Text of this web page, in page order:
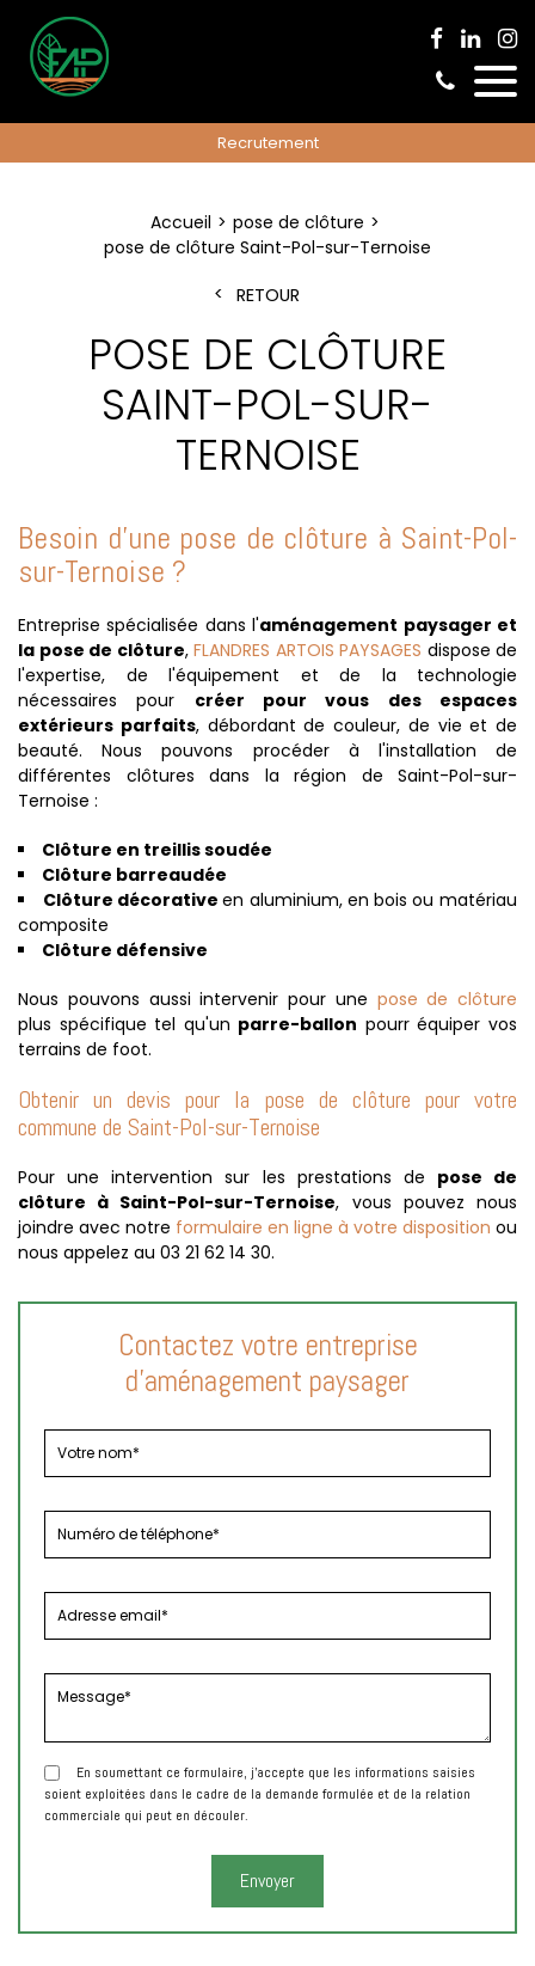
Recrutement
Accueil
pose de clôture
pose de clôture Saint-Pol-sur-Ternoise
RETOUR
POSE DE CLÔTURE
SAINT-POL-SUR-
TERNOISE
Besoin d'une pose de clôture à Saint-Pol-
sur-Ternoise ?
Entreprise spécialisée dans l'aménagement paysager et
la pose de clôture, FLANDRES ARTOIS PAYSAGES dispose de
l'expertise, de l'équipement et de la technologie
nécessaires pour créer pour vous des espaces
extérieurs parfaits, débordant de couleur, de vie et de
beauté. Nous pouvons procéder à l'installation de
différentes clôtures dans la région de Saint-Pol-sur-
Ternoise :
Clôture en treillis soudée
Clôture barreaudée
Clôture décorativeen aluminium, en bois ou matériau
composite
Clôture défensive
Nous pouvons aussi intervenir pour une pose de clôture
plus spécifique tel qu'un parre-ballon pourr équiper vos
terrains de foot.
Obtenir un devis pour la pose de clôture pour votre
commune de Saint-Pol-sur-Ternoise
Pour une intervention sur les prestations de pose de
clôture à Saint-Pol-sur-Ternoise, vous pouvez nous
joindre avec notre formulaire en ligne à votre disposition ou
nous appelez au 03 21 62 14 30.
Contactez votre entreprise
d'aménagement paysager
En soumettant ce formulaire, j'accepte que les informations saisies
soient exploitées dans le cadre de la demande formulée et de la relation
commerciale qui peut en découler.